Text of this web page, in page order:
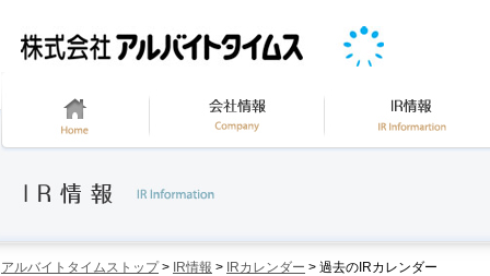
アルバイトタイムストップ> IR情報 > IRカレンダー > 過去のIRカレンダー